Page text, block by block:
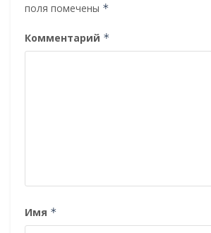
поля помечены *
Комментарий *
Имя *